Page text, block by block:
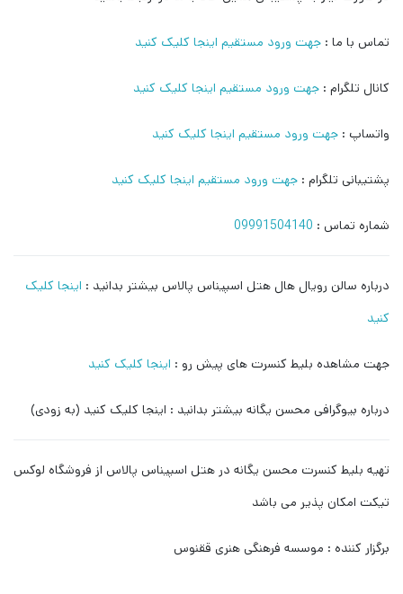
تماس با ما : جهت ورود مستقیم اینجا کلیک کنید
کانال تلگرام : جهت ورود مستقیم اینجا کلیک کنید
واتساپ : جهت ورود مستقیم اینجا کلیک کنید
پشتیبانی تلگرام : جهت ورود مستقیم اینجا کلیک کنید
شماره تماس : 09991504140
درباره سالن رویال هال هتل اسپیناس پالاس بیشتر بدانید : اینجا کلیک
کنید
جهت مشاهده بلیط کنسرت های پیش رو : اینجا کلیک کنید
درباره بیوگرافی محسن یگانه بیشتر بدانید : اینجا کلیک کنید (به زودی)
تهیه بلیط کنسرت محسن یگانه در هتل اسپیناس پالاس از فروشگاه لوکس
تیکت امکان پذیر می باشد
برگزار کننده : موسسه فرهنگی هنری ققنوس